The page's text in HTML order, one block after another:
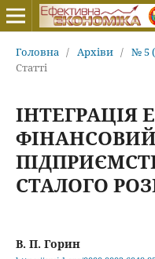
Головна / Архіви / № 5
Статті
ІНТЕГРАЦІЯ
СТАЛОГО
В. П. Горин